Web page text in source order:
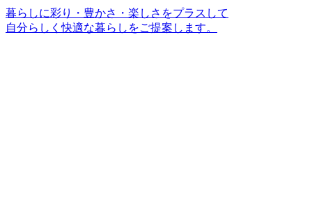
暮らしに彩り・豊かさ・楽しさをプラスして
自分らしく快適な暮らしをご提案します。